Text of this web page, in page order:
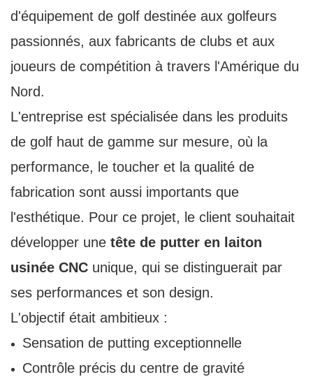
d'équipement de golf destinée aux golfeurs
passionnés, aux fabricants de clubs et aux
joueurs de compétition à travers l'Amérique du
Nord.
L'entreprise est spécialisée dans les produits
de golf haut de gamme sur mesure, où la
performance, le toucher et la qualité de
fabrication sont aussi importants que
l'esthétique. Pour ce projet, le client souhaitait
développer une tête de putter en laiton
usinée CNC unique, qui se distinguerait par
ses performances et son design.
L'objectif était ambitieux :
Sensation de putting exceptionnelle
Contrôle précis du centre de gravité